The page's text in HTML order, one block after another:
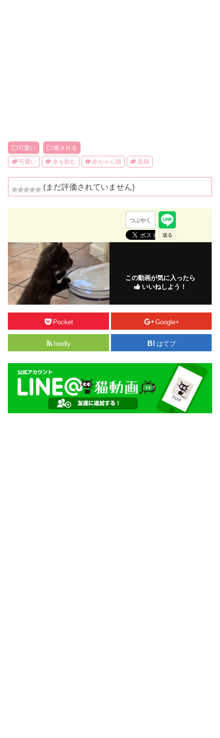
可愛い 癒される
可愛い 水を飲む 赤ちゃん猫 黒猫
(まだ評価されていません)
つぶやく
この動画が気に入ったら
いいねしよう！
Pocket Google+
feedly はてブ